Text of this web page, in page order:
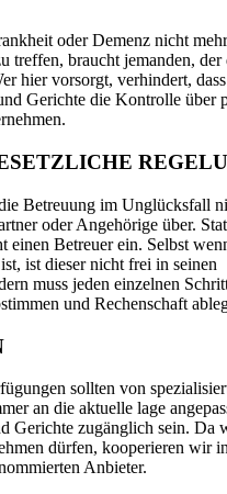
oder Demenz nicht
treffen, braucht jemanden, der
hier vorsorgt, verhindert,
Gerichte die Kontrolle über
Betreuung im Unglücksfall
oder Angehörige über.
einen Betreuer ein. Selbst
ist dieser nicht frei in seinen
muss jeden einzelnen
und Rechenschaft
sollten von
an die aktuelle lage
Gerichte zugänglich sein. Da
dürfen, kooperieren wir
Anbieter.